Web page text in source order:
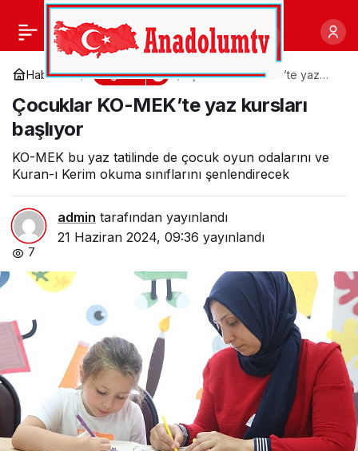
Haberler Eğitim
Çocuklar KO-MEK’te yaz
Çocuklar KO-MEK’te yaz kursları
başlıyor
KO-MEK bu yaz tatilinde de çocuk oyun odalarını ve
Kuran-ı Kerim okuma sınıflarını şenlendirecek
admin tarafından yayınlandı
21 Haziran 2024, 09:36 yayınlandı
7
BELGEM büyüyecek,
eğitimin kalitesi artacak
Paylaş